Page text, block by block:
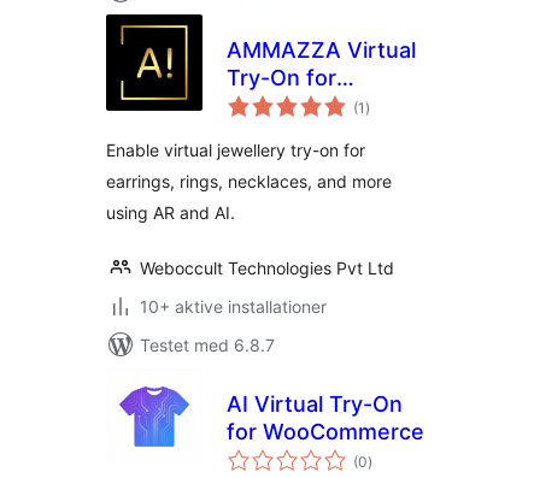
AMMAZZA Virtual
Try-On for
Jewellery
(1 totale
bedømmelser
)
Enable virtual jewellery try-on for
earrings, rings, necklaces, and more
using AR and AI.
Weboccult Technologies Pvt Ltd
10+ aktive installationer
Testet med 6.8.7
AI Virtual Try-On
for WooCommerce
(0totale
bedømmelser
)